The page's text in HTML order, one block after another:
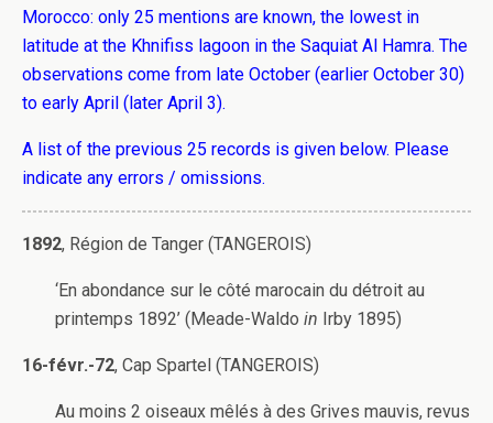
Morocco: only 25 mentions are known, the lowest in
latitude at the Khnifiss lagoon in the Saquiat Al Hamra. The
observations come from late October (earlier October 30)
to early April (later April 3).
A list of the previous 25 records is given below. Please
indicate any errors / omissions.
1892, Région de Tanger (TANGEROIS)
‘En abondance sur le côté marocain du détroit au
printemps 1892’ (Meade-Waldo in Irby 1895)
16-févr.-72, Cap Spartel (TANGEROIS)
Au moins 2 oiseaux mêlés à des Grives mauvis, revus